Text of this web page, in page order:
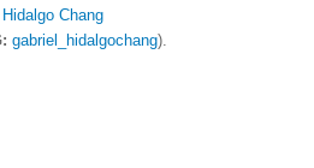
Chang
gabriel_hidalgochang).